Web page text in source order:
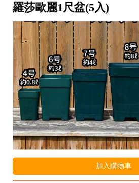
羅莎歐麗1尺盆(5入)
加入購物車